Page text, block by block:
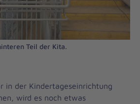
Teil der Kita.
in der Kindertageseinrichtung
wird es noch etwas